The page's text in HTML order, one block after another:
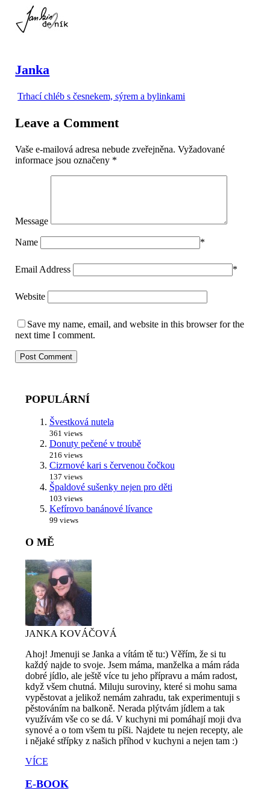
Janka
Trhací chléb s česnekem, sýrem a bylinkami
Leave a Comment
Vaše e-mailová adresa nebude zveřejněna. Vyžadované
informace jsou označeny *
Message
Name *
Email Address *
Website
Save my name, email, and website in this browser for the
next time I comment.
POPULÁRNÍ
Švestková nutela
361 views
Donuty pečené v troubě
216 views
Cizrnové kari s červenou čočkou
137 views
Špaldové sušenky nejen pro děti
103 views
Kefírovo banánové lívance
99 views
O MĚ
JANKA KOVÁČOVÁ
Ahoj! Jmenuji se Janka a vítám tě tu:) Věřím, že si tu
každý najde to svoje. Jsem máma, manželka a mám ráda
dobré jídlo, ale ještě více tu jeho přípravu a mám radost,
když všem chutná. Miluju suroviny, které si mohu sama
vypěstovat a jelikož nemám zahradu, tak experimentuji s
pěstováním na balkoně. Nerada plýtvám jídlem a tak
využívám vše co se dá. V kuchyni mi pomáhají moji dva
synové a o tom všem tu píši. Najdete tu nejen recepty, ale
i nějaké střípky z našich příhod v kuchyni a nejen tam :)
VÍCE
E-BOOK